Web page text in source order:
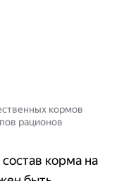
кормов
рационов
корма на